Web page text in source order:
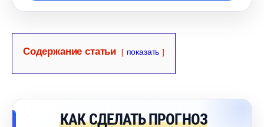
Содержание статьи показать
КАК СДЕЛАТЬ ПРОГНОЗ